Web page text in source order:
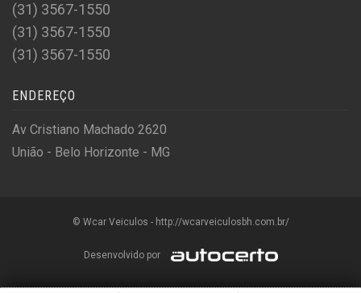
(31) 3567-1550
(31) 3567-1550
(31) 3567-1550
ENDEREÇO
Av Cristiano Machado 2620
União - Belo Horizonte - MG
© Wcar Veiculos - http://wcarveiculosbh.com.br/
Desenvolvido por